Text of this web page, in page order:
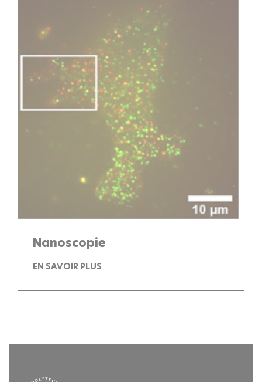
Nanoscopie
EN SAVOIR PLUS